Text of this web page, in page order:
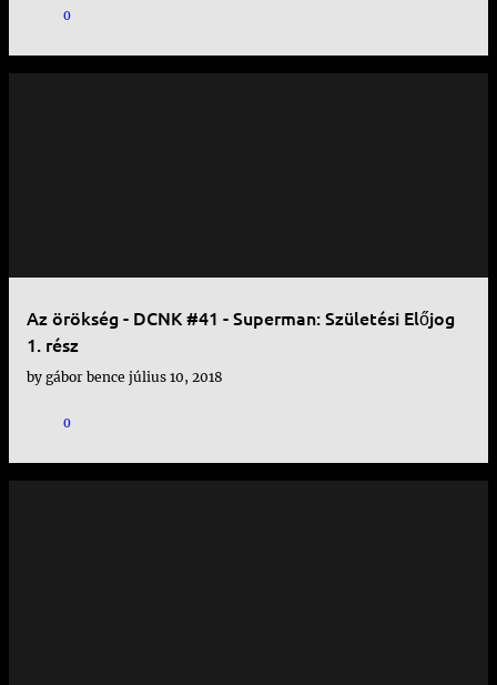
0
Az örökség - DCNK #41 - Superman: Születési Előjog
1. rész
by gábor bence július 10, 2018
0